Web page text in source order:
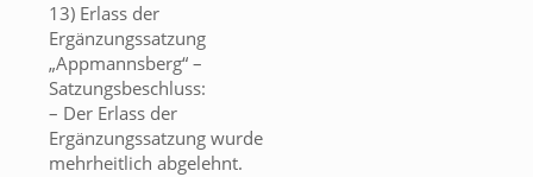
13) Erlass der
Ergänzungssatzung
„Appmannsberg“ –
Satzungsbeschluss:
– Der Erlass der
Ergänzungssatzung wurde
mehrheitlich abgelehnt.